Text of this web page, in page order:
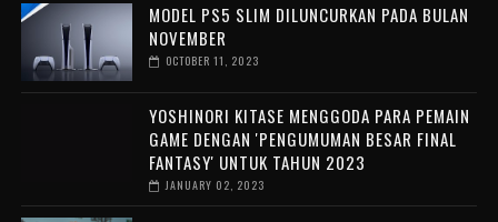
MODEL PS5 SLIM DILUNCURKAN PADA BULAN
NOVEMBER
OCTOBER 11, 2023
YOSHINORI KITASE MENGGODA PARA PEMAIN
GAME DENGAN 'PENGUMUMAN BESAR FINAL
FANTASY' UNTUK TAHUN 2023
JANUARY 02, 2023